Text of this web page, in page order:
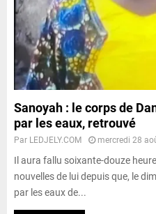
Sanoyah : le corps de
par les eaux, retrouvé
Par LEDJELY.COM mercredi 28
Il aura fallu soixante-douze
nouvelles de lui depuis que, le
par les eaux de...